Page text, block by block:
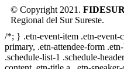
© Copyright 2021.
Regional del Sur Sureste.
/*; } .etn-event-item .etn-event-
primary, .etn-attendee-form
.schedule-list-1 .schedule-